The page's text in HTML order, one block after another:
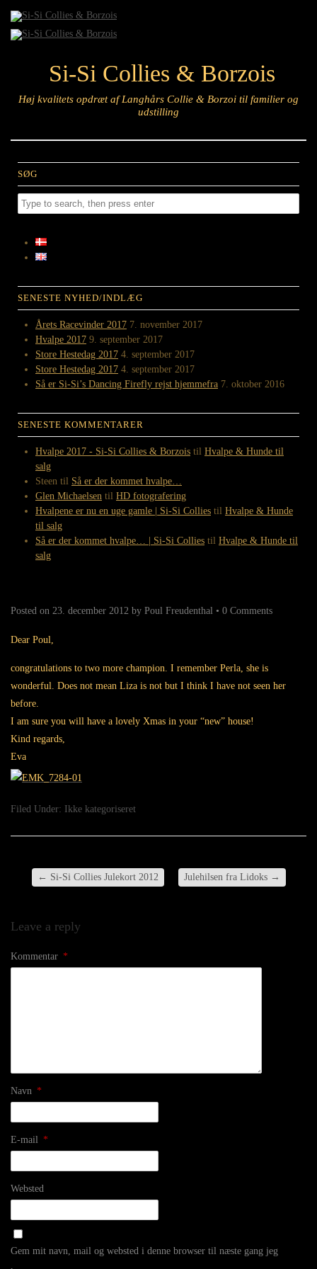
Si-Si Collies & Borzois
Høj kvalitets opdræt af Langhårs Collie & Borzoi til familier og
udstilling
SØG
SENESTE NYHED/INDLÆG
Årets Racevinder 2017 7. november 2017
Hvalpe 2017 9. september 2017
Store Hestedag 2017 4. september 2017
Store Hestedag 2017 4. september 2017
Så er Si-Si’s Dancing Firefly rejst hjemmefra 7. oktober 2016
SENESTE KOMMENTARER
Hvalpe 2017 - Si-Si Collies & Borzois til Hvalpe & Hunde til
salg
Steen til Så er der kommet hvalpe…
Glen Michaelsen til HD fotografering
Hvalpene er nu en uge gamle | Si-Si Collies til Hvalpe & Hunde
til salg
Så er der kommet hvalpe… | Si-Si Collies til Hvalpe & Hunde til
salg
Posted on 23. december 2012 by Poul Freudenthal • 0 Comments
Dear Poul,
congratulations to two more champion. I remember Perla, she is
wonderful. Does not mean Liza is not but I think I have not seen her
before.
I am sure you will have a lovely Xmas in your “new” house!
Kind regards,
Eva
Filed Under: Ikke kategoriseret
← Si-Si Collies Julekort 2012 Julehilsen fra Lidoks →
Leave a reply
Kommentar *
Navn *
E-mail *
Websted
Gem mit navn, mail og websted i denne browser til næste gang jeg